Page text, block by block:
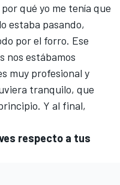
qué yo me tenía que
estaba pasando,
por el forro. Ese
nos estábamos
muy profesional y
tranquilo, que
Y al final,
respecto a tus